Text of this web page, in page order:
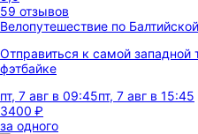
59 отзывов
Велопутешествие по
Отправиться к самой западной
фэтбайке
пт, 7 авг в 09:45пт, 7 авг в 15:45
3400 ₽
за одного